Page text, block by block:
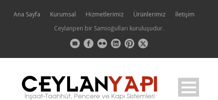
Ana Sayfa Kurumsal Hizmetlerimiz Ürünlerimiz
İletişim
Ceylanpen bir Samioğulları kuruluşudur.